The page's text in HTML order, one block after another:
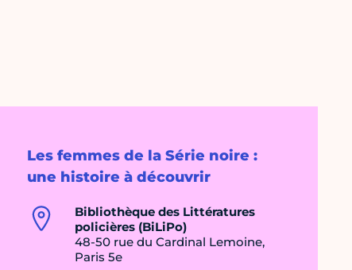
Les femmes de la Série noire :
une histoire à découvrir
Bibliothèque des Littératures
policières (BiLiPo)
48-50 rue du Cardinal Lemoine,
Paris 5e